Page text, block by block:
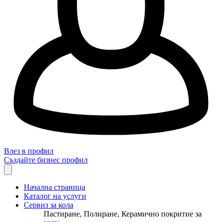
Влез в профил
Създайте бизнес профил
Начална страница
Каталог на услуги
Сервиз за кола
Пастиране, Полиране, Керамично покритие за